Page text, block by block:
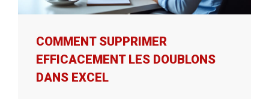
COMMENT SUPPRIMER
EFFICACEMENT LES DOUBLONS
DANS EXCEL